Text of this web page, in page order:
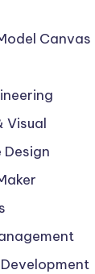
Canvas
Visual